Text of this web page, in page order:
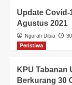
Update Covid-
Agustus 2021
Ngurah Dibia
Peristiwa
KPU Tabanan
Berkurang 30